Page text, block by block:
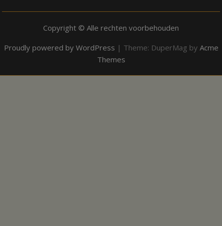
Copyright © Alle rechten voorbehouden
Proudly powered by WordPress | Theme: DuperMag by Acme
Themes